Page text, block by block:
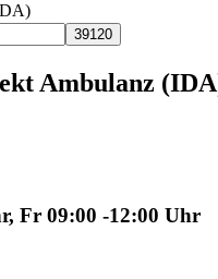
Ambulanz
Fr 09:00 -12:00 Uhr